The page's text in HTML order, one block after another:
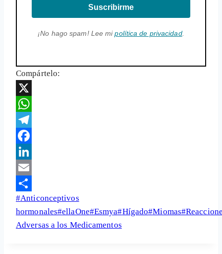
Suscribirme
¡No hago spam! Lee mipolítica de privacidad.
Compártelo:
X
WhatsApp
Telegram
Facebook
LinkedIn
Email
Share
Etiquetas
de
la
#Anticonceptivos
hormonales#ellaOne#Esmya#Hígado#Miomas#
Adversas a los Medicamentos